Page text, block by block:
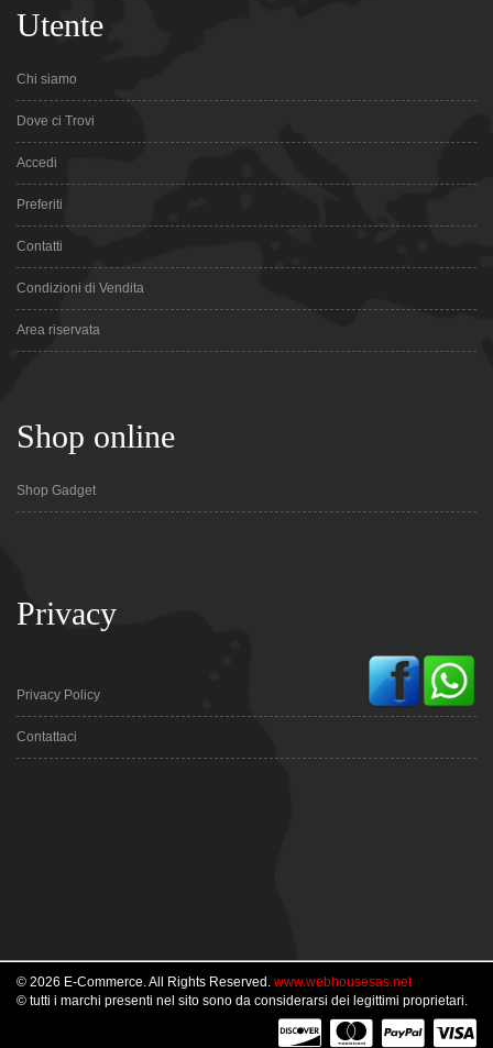
Utente
Chi siamo
Dove ci Trovi
Accedi
Preferiti
Contatti
Condizioni di Vendita
Area riservata
Shop online
Shop Gadget
Privacy
Privacy Policy
Contattaci
© 2026 E-Commerce. All Rights Reserved. www.webhousesas.net
© tutti i marchi presenti nel sito sono da considerarsi dei legittimi proprietari.